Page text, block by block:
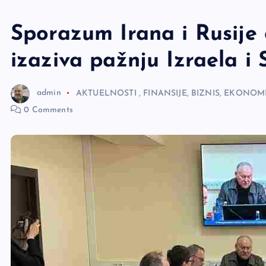
Sporazum Irana i
izaziva pažnju Izraela i
admin AKTUELNOSTI , FINANSIJE, BIZNIS,
0 Comments